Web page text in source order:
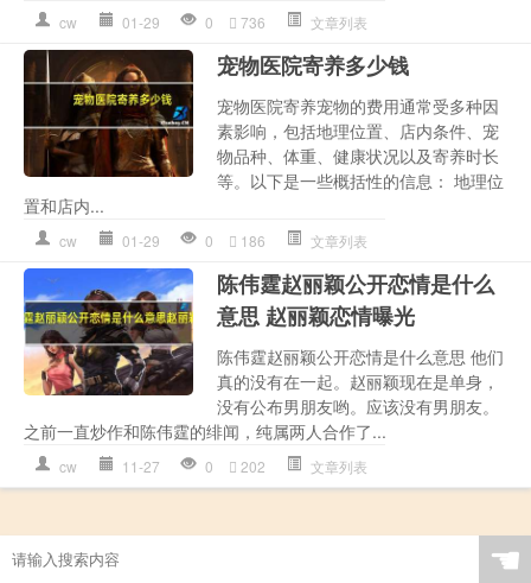
cw 01-29 0 736 文章列表
宠物医院寄养多少钱
宠物医院寄养宠物的费用通常受多种因
素影响，包括地理位置、店内条件、宠
物品种、体重、健康状况以及寄养时长
等。以下是一些概括性的信息： 地理位
置和店内...
cw 01-29 0 186 文章列表
陈伟霆赵丽颖公开恋情是什么
意思 赵丽颖恋情曝光
陈伟霆赵丽颖公开恋情是什么意思 他们
真的没有在一起。赵丽颖现在是单身，
没有公布男朋友哟。应该没有男朋友。
之前一直炒作和陈伟霆的绯闻，纯属两人合作了...
cw 11-27 0 202 文章列表
☚